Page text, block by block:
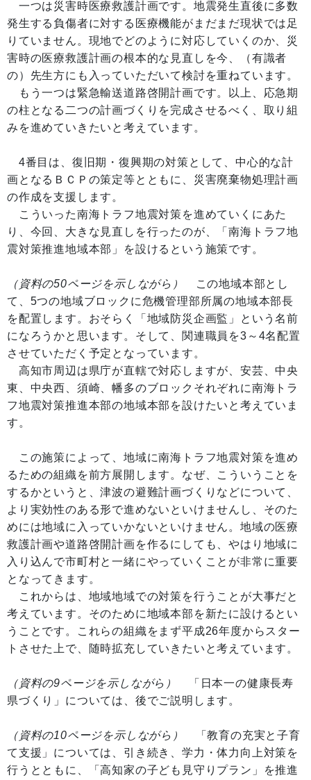
一つは災害時医療救護計画です。地震発生直後に多数
発生する負傷者に対する医療機能がまだまだ現状では足
りていません。現地でどのように対応していくのか、災
害時の医療救護計画の根本的な見直しを今、（有識者
の）先生方にも入っていただいて検討を重ねています。
もう一つは緊急輸送道路啓開計画です。以上、応急期
の柱となる二つの計画づくりを完成させるべく、取り組
みを進めていきたいと考えています。
4番目は、復旧期・復興期の対策として、中心的な計
画となるＢＣＰの策定等とともに、災害廃棄物処理計画
の作成を支援します。
こういった南海トラフ地震対策を進めていくにあた
り、今回、大きな見直しを行ったのが、「南海トラフ地
震対策推進地域本部」を設けるという施策です。
（資料の50ページを示しながら）
この地域本部とし
て、5つの地域ブロックに危機管理部所属の地域本部長
を配置します。おそらく「地域防災企画監」という名前
になろうかと思います。そして、関連職員を3～4名配置
させていただく予定となっています。
高知市周辺は県庁が直轄で対応しますが、安芸、中央
東、中央西、須崎、幡多のブロックそれぞれに南海トラ
フ地震対策推進本部の地域本部を設けたいと考えていま
す。
この施策によって、地域に南海トラフ地震対策を進め
るための組織を前方展開します。なぜ、こういうことを
するかというと、津波の避難計画づくりなどについて、
より実効性のある形で進めないといけませんし、そのた
めには地域に入っていかないといけません。地域の医療
救護計画や道路啓開計画を作るにしても、やはり地域に
入り込んで市町村と一緒にやっていくことが非常に重要
となってきます。
これからは、地域地域での対策を行うことが大事だと
考えています。そのために地域本部を新たに設けるとい
うことです。これらの組織をまず平成26年度からスター
トさせた上で、随時拡充していきたいと考えています。
（資料の9ページを示しながら）
「日本一の健康長寿
県づくり」については、後でご説明します。
（資料の10ページを示しながら）
「教育の充実と子育
て支援」については、引き続き、学力・体力向上対策を
行うとともに、「高知家の子ども見守りプラン」を推進